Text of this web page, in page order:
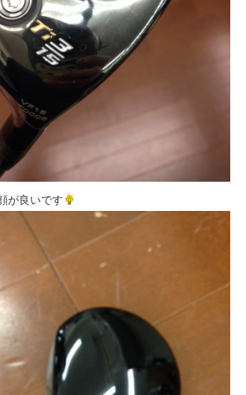
が良いです